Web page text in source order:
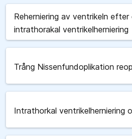
Reherniering av ventrikeln efter
intrathorakal ventrikelherniering
Trång Nissenfundoplikation
Intrathorkal ventrikelherniering